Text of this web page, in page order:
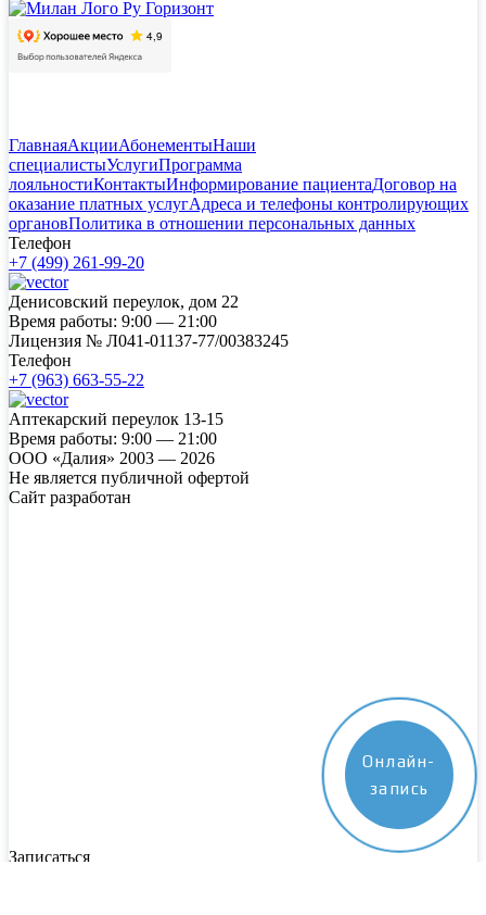
Онлайн-
запись
ГлавнаяАкцииАбонементыНаши
специалистыУслугиПрограмма
лояльностиКонтактыИнформирование пациентаДоговор на
оказание платных услугАдреса и телефоны контролирующих
органовПолитика в отношении персональных данных
Телефон
+7 (499) 261-99-20
Денисовский переулок, дом 22
Время работы: 9:00 — 21:00
Лицензия № Л041-01137-77/00383245
Телефон
+7 (963) 663-55-22
Аптекарский переулок 13-15
Время работы: 9:00 — 21:00
ООО «Далия» 2003 — 2026
Не является публичной офертой
Сайт разработан
Записаться